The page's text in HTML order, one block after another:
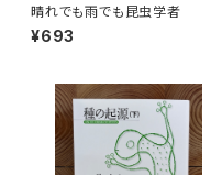
晴れでも雨でも昆虫学者
¥693